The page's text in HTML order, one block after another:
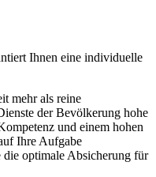
Ihnen eine individuelle
mehr als reine
der Bevölkerung hohe
und einem hohen
Ihre Aufgabe
optimale Absicherung für